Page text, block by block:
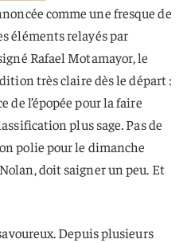
comme une fresque de
éléments relayés par
Rafael Motamayor, le
très claire dès le départ :
de l’épopée pour la faire
plus sage. Pas de
polie pour le dimanche
doit saigner un peu. Et
Depuis plusieurs